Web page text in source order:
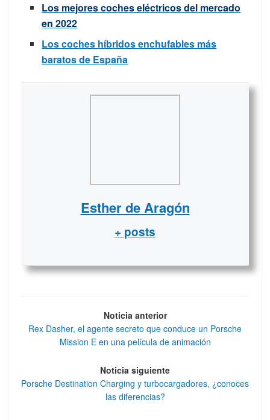
Los mejores coches eléctricos del mercado
en 2022
Los coches híbridos enchufables más
baratos de España
Esther de Aragón
+ posts
Noticia anterior
Rex Dasher, el agente secreto que conduce un Porsche
Mission E en una película de animación
Noticia siguiente
Porsche Destination Charging y turbocargadores, ¿conoces
las diferencias?